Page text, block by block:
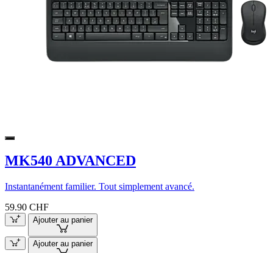
MK540 ADVANCED
Instantanément familier. Tout simplement avancé.
59.90 CHF
Ajouter au panier
Ajouter au panier